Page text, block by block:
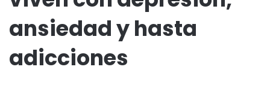
ansiedad y hasta
adicciones